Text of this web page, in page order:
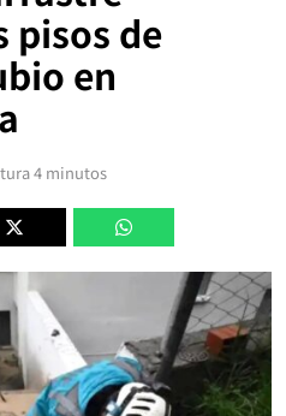
pisos de
en
4 minutos